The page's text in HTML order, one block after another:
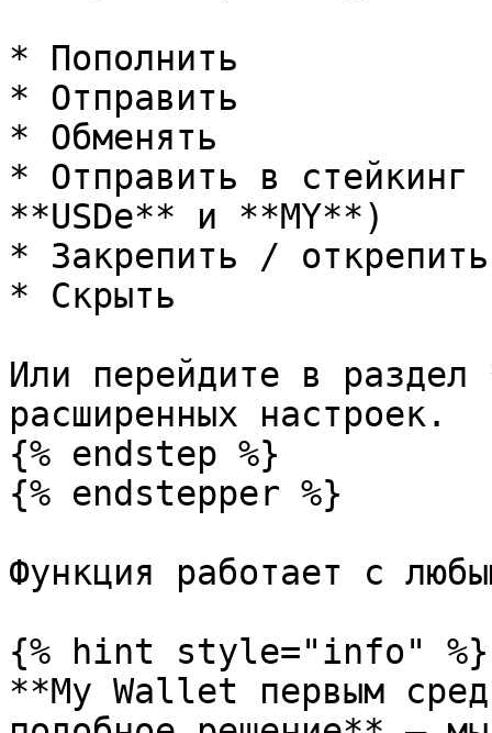
* Пополнить
* Отправить
* Обменять
* Отправить в
**USDe** и **MY**)
* Закрепить / открепить
* Скрыть
Или перейдите в
расширенных настроек.
{% endstep %}
{% endstepper %}
Функция работает с
{% hint style="info" %}
**My Wallet первым